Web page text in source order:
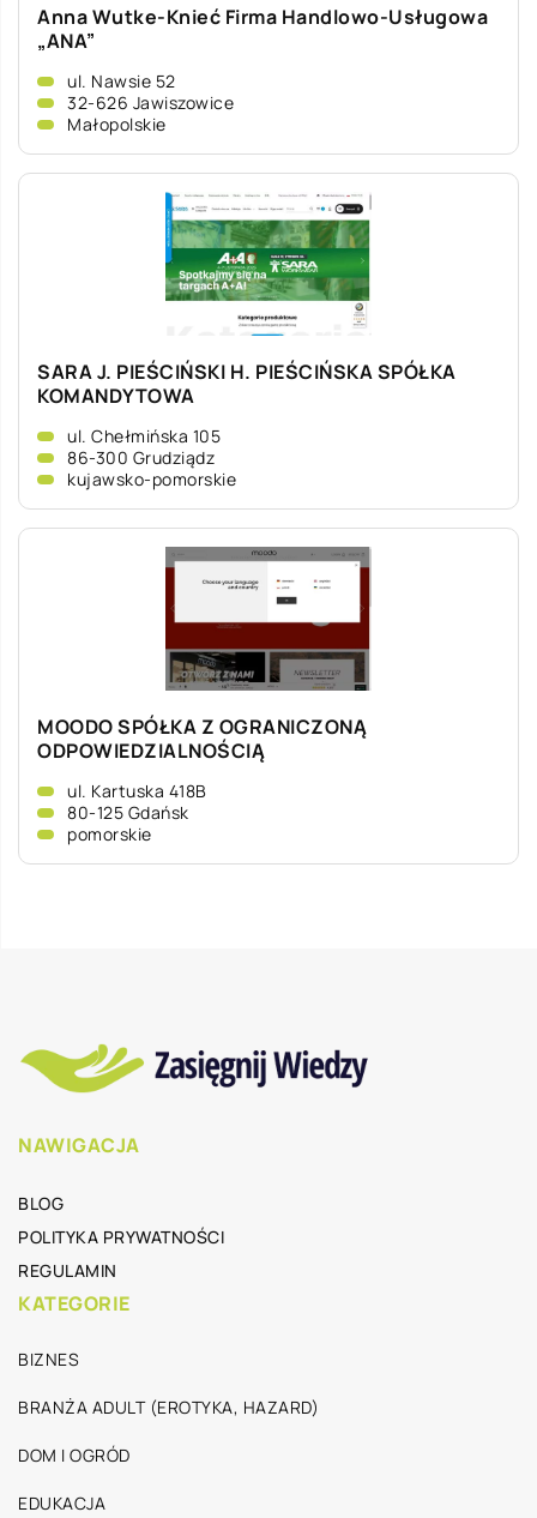
Anna Wutke-Knieć Firma Handlowo-Usługowa
„ANA”
ul. Nawsie 52
32-626 Jawiszowice
Małopolskie
SARA J. PIEŚCIŃSKI H. PIEŚCIŃSKA SPÓŁKA
KOMANDYTOWA
ul. Chełmińska 105
86-300 Grudziądz
kujawsko-pomorskie
MOODO SPÓŁKA Z OGRANICZONĄ
ODPOWIEDZIALNOŚCIĄ
ul. Kartuska 418B
80-125 Gdańsk
pomorskie
NAWIGACJA
BLOG
POLITYKA PRYWATNOŚCI
REGULAMIN
KATEGORIE
BIZNES
BRANŻA ADULT (EROTYKA, HAZARD)
DOM I OGRÓD
EDUKACJA